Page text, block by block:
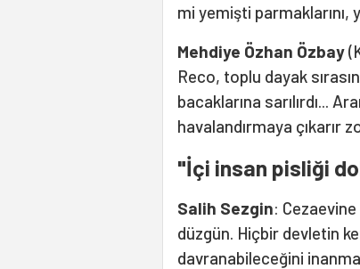
mi yemişti parmaklarını,
Mehdiye Özhan Özbay
Reco, toplu dayak
bacaklarına sarılırdı...
havalandırmaya çıkarır
"İçi insan pisliği
Salih Sezgin:
düzgün. Hiçbir devletin
davranabileceğini